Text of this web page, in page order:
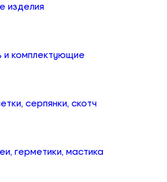
изделия
и комплектующие
серпянки, скотч
герметики, мастика